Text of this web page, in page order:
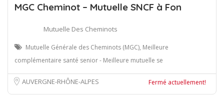
MGC Cheminot – Mutuelle SNCF à Fon
Mutuelle Des Cheminots
Mutuelle Générale des Cheminots (MGC), Meilleure
complémentaire santé senior - Meilleure mutuelle se
AUVERGNE-RHÔNE-ALPES Fermé actuellement!